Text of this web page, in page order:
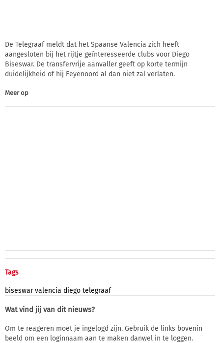
De Telegraaf meldt dat het Spaanse Valencia zich heeft
aangesloten bij het rijtje geïnteresseerde clubs voor Diego
Biseswar. De transfervrije aanvaller geeft op korte termijn
duidelijkheid of hij Feyenoord al dan niet zal verlaten.
Meer op
Tags
biseswar valencia diego telegraaf
Wat vind jij van dit nieuws?
Om te reageren moet je ingelogd zijn. Gebruik de links bovenin
beeld om een loginnaam aan te maken danwel in te loggen.